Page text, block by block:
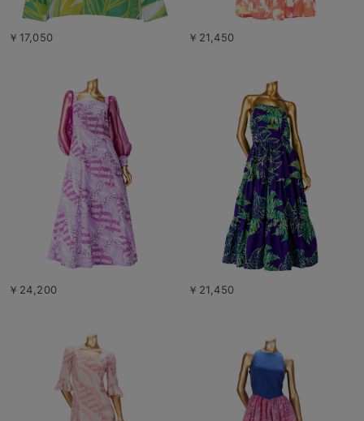
￥17,050 ￥21,450
￥24,200 ￥21,450